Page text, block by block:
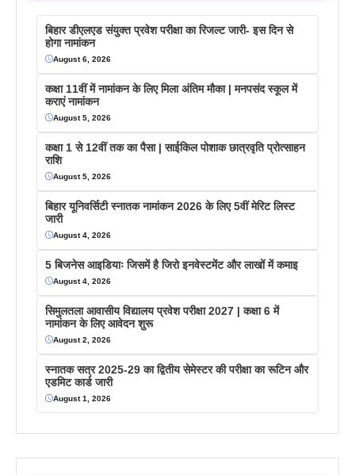
बिहार डीएलएड संयुक्त प्रवेश परीक्षा का रिजल्ट जारी- इस दिन से
होगा नामांकन
August 6, 2026
कक्षा 11वीं में नामांकन के लिए मिला अंतिम मौका | मनपसंद स्कूल में
कराएं नामांकन
August 5, 2026
कक्षा 1 से 12वीं तक का पैसा | साईकिल पोशाक छात्रवृति प्रोत्साहन
राशि
August 5, 2026
बिहार यूनिवर्सिटी स्नातक नामांकन 2026 के लिए 5वीं मेरिट लिस्ट
जारी
August 4, 2026
5 बिजनेस आइडियाः जिसमें है जिरो इनवेस्टमेंट और लाखों में कमाइ
August 4, 2026
सिमुलतला आवासीय विद्यालय प्रवेश परीक्षा 2027 | कक्षा 6 में
नामांकन के लिए आवेदन शुरू
August 2, 2026
स्नातक सत्र 2025-29 का द्वितीय सेमेस्टर की परीक्षा का रूटिन और
एडमिट कार्ड जारी
August 1, 2026